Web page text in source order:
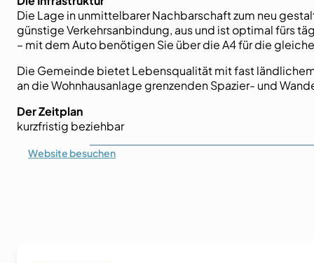
Die Lage in unmittelbarer Nachbarschaft zum neu
günstige Verkehrsanbindung, aus und ist optimal fürs
– mit dem Auto benötigen Sie über die A4 für die
Die Gemeinde bietet Lebensqualität mit fast
an die Wohnhausanlage grenzenden Spazier- und
Der Zeitplan
kurzfristig beziehbar
Website besuchen